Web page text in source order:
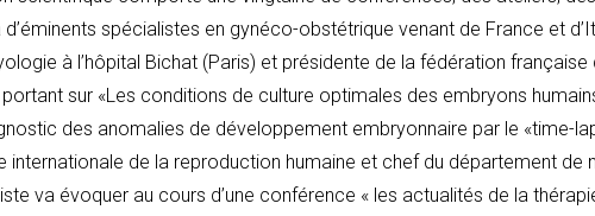
spécialistes en gynéco-obstétrique venant de France et
à l’hôpital Bichat (Paris) et présidente de la fédération française
sur «Les conditions de culture optimales des embryons
des anomalies de développement embryonnaire par le «time-
internationale de la reproduction humaine et chef du département de
va évoquer au cours d’une conférence « les actualités de la